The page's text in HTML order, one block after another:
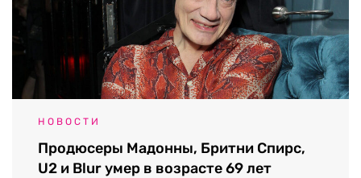
НОВОСТИ
Продюсеры Мадонны, Бритни Спирс,
U2 и Blur умер в возрасте 69 лет